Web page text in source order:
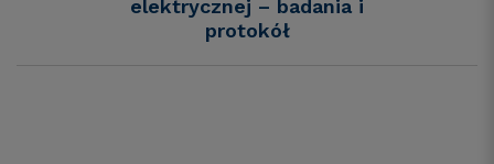
elektrycznej – badania i
protokół